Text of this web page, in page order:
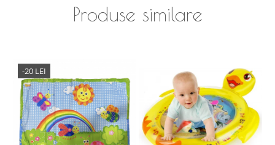
Produse similare
-20 LEI